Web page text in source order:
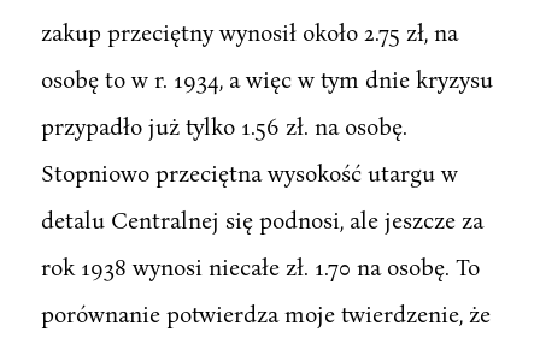
zakup przeciętny wynosił około 2.75 zł, na
osobę to w r. 1934, a więc w tym dnie kryzysu
przypadło już tylko 1.56 zł. na osobę.
Stopniowo przeciętna wysokość utargu w
detalu Centralnej się podnosi, ale jeszcze za
rok 1938 wynosi niecałe zł. 1.70 na osobę. To
porównanie potwierdza moje twierdzenie, że